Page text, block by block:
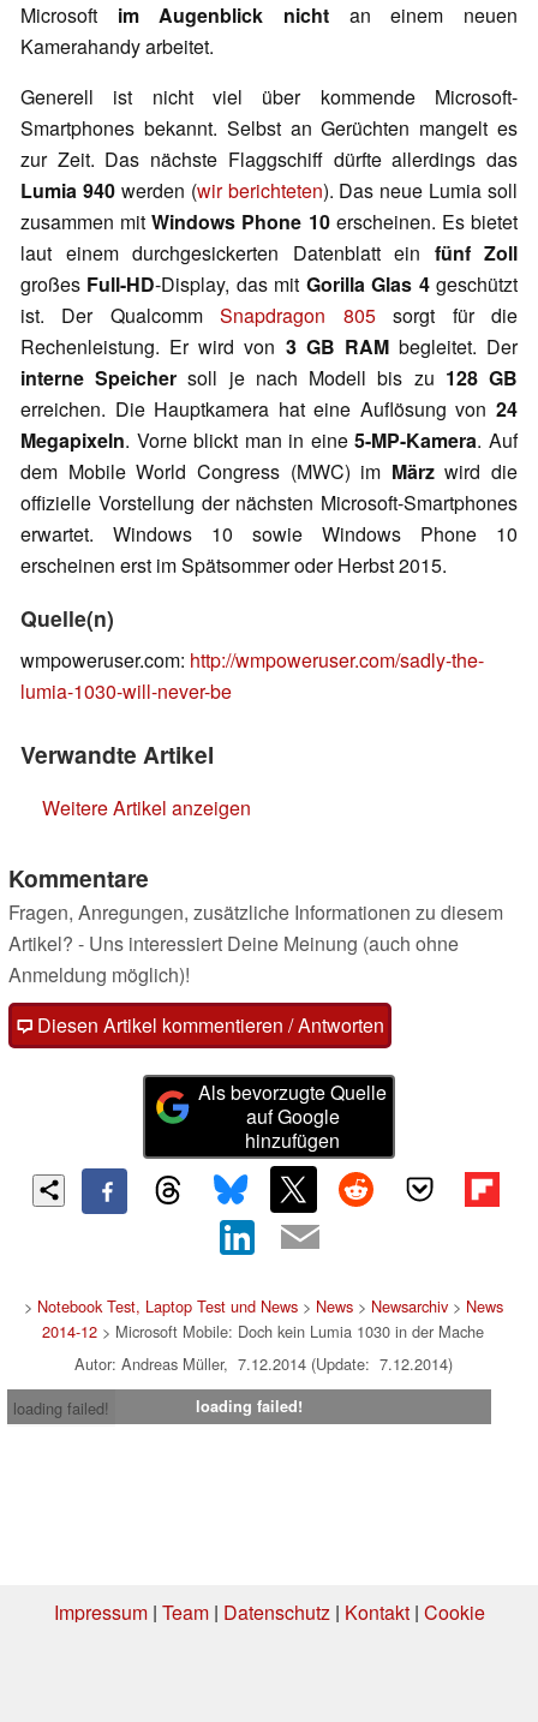
Microsoft im Augenblick nicht an einem neuen
Kamerahandy arbeitet.
Generell ist nicht viel über kommende Microsoft-
Smartphones bekannt. Selbst an Gerüchten mangelt es
zur Zeit. Das nächste Flaggschiff dürfte allerdings das
Lumia 940werden (wir berichteten). Das neue Lumia soll
zusammen mitWindows Phone 10erscheinen. Es bietet
laut einem durchgesickerten Datenblatt ein fünf Zoll
großes Full-HD-Display, das mit Gorilla Glas 4geschützt
ist. Der QualcommSnapdragon 805sorgt für die
Rechenleistung. Er wird von 3 GB RAMbegleitet. Der
interne Speicher soll je nach Modell bis zu 128 GB
erreichen. Die Hauptkamera hat eine Auflösung von 24
Megapixeln. Vorne blickt man in eine5-MP-Kamera. Auf
dem Mobile World Congress (MWC) im Märzwird die
offizielle Vorstellung der nächsten Microsoft-Smartphones
erwartet. Windows 10 sowie Windows Phone 10
erscheinen erst im Spätsommer oder Herbst 2015.
Quelle(n)
wmpoweruser.com: http://wmpoweruser.com/sadly-the-
lumia-1030-will-never-be
Verwandte Artikel
Weitere Artikel anzeigen
Kommentare
Fragen, Anregungen, zusätzliche Informationen zu diesem
Artikel? - Uns interessiert Deine Meinung (auch ohne
Anmeldung möglich)!
Diesen Artikel kommentieren / Antworten
Als bevorzugte Quelle
auf Google
hinzufügen
> Notebook Test, Laptop Test und News> News> Newsarchiv> News
2014-12 > Microsoft Mobile: Doch kein Lumia 1030 in der Mache
Autor: Andreas Müller, 7.12.2014 (Update: 7.12.2014)
loading failed!
loading failed!
Impressum| Team| Datenschutz| Kontakt| Cookie